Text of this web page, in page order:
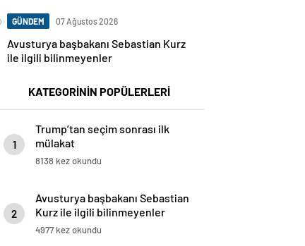
GÜNDEM 07 Ağustos 2026
Avusturya başbakanı Sebastian Kurz
ile ilgili bilinmeyenler
KATEGORİNİN POPÜLERLERİ
1
Trump’tan seçim sonrası ilk
mülakat
8138 kez okundu
2
Avusturya başbakanı Sebastian
Kurz ile ilgili bilinmeyenler
4977 kez okundu